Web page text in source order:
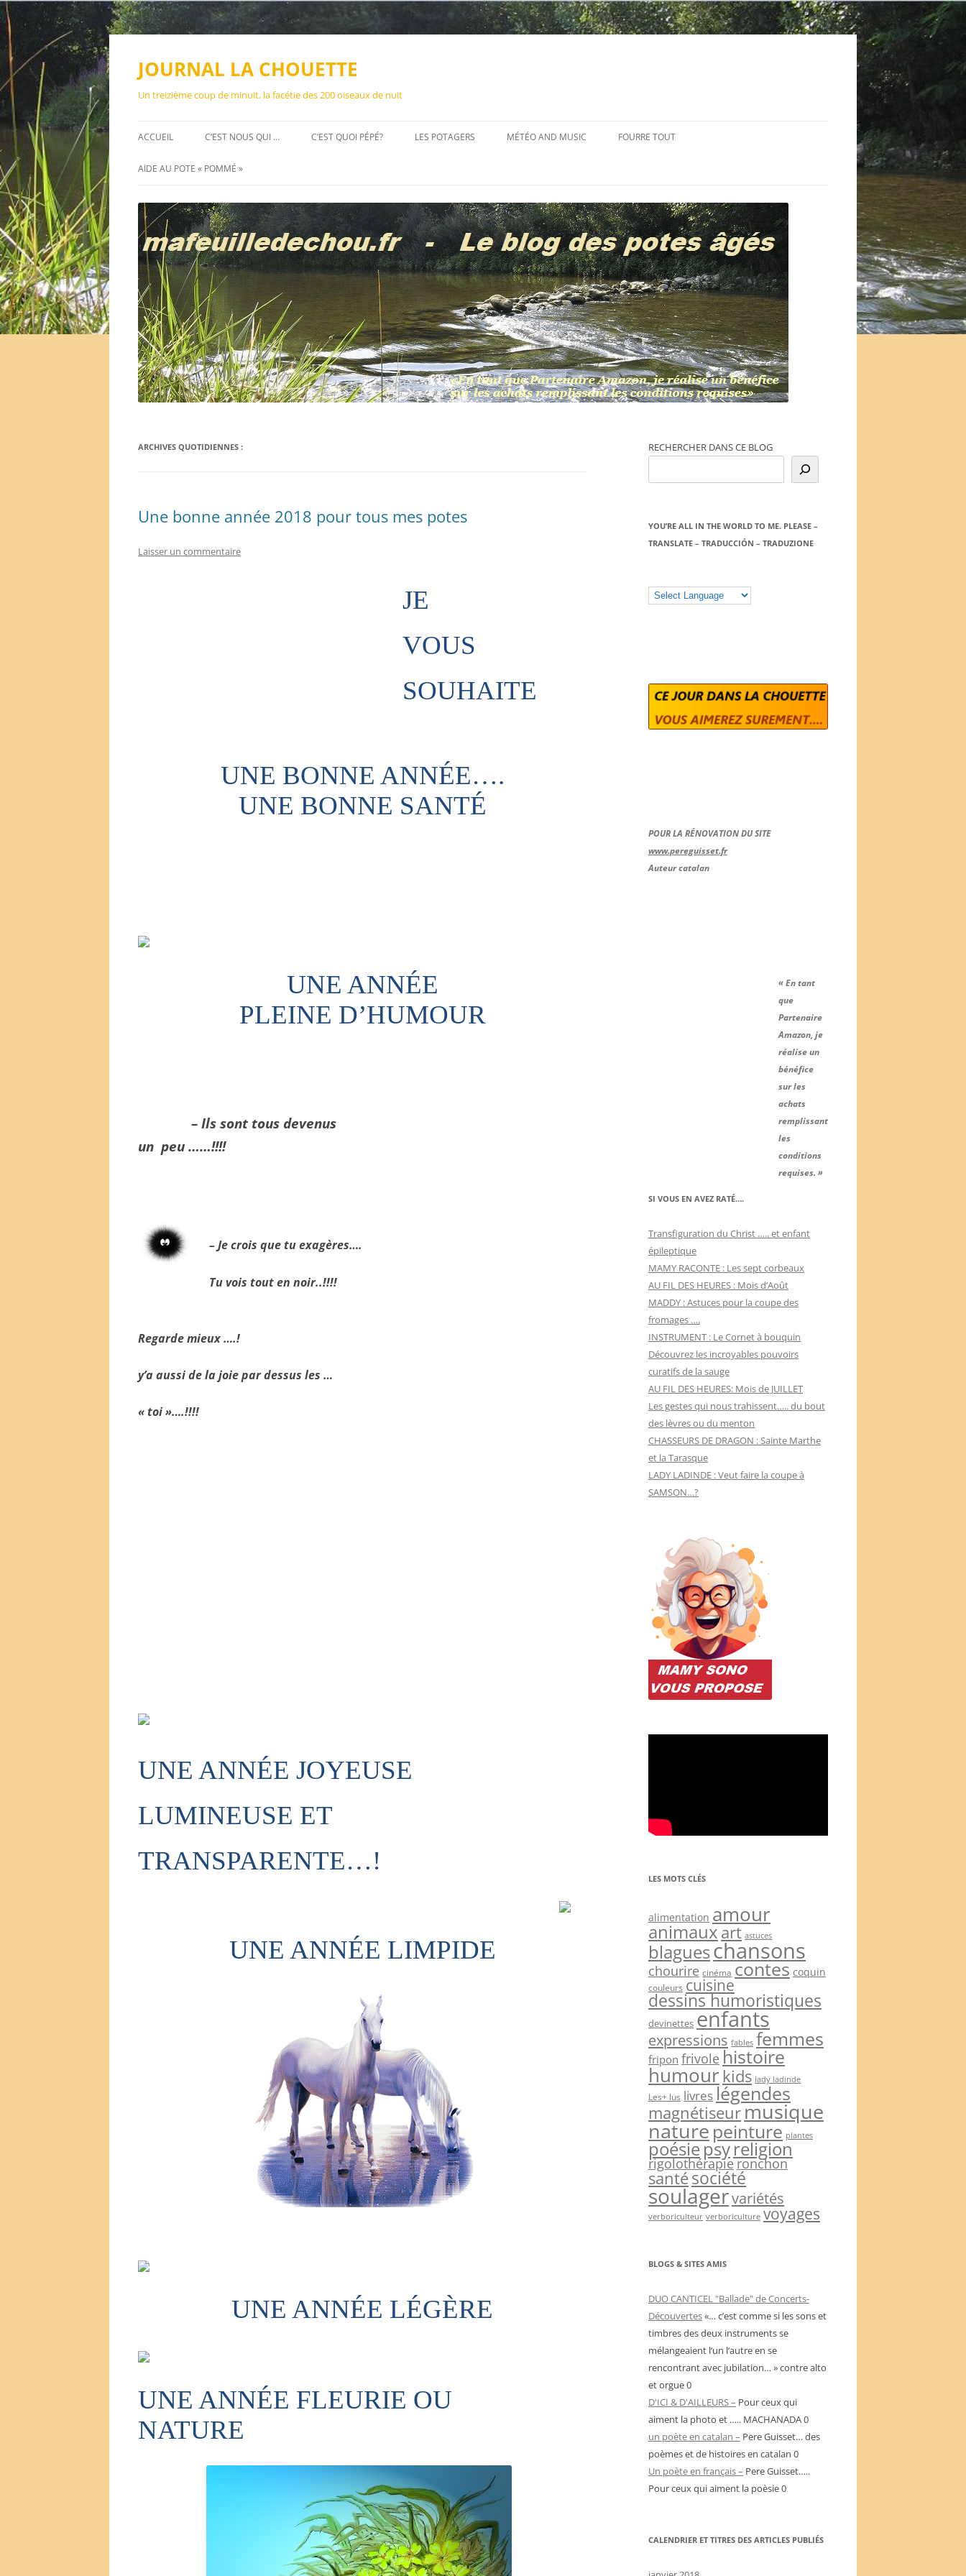
Aller
JOURNAL LA CHOUETTE
Un treizième coup de minuit, la facétie des 200 oiseaux de nuit
ACCUEIL C’EST NOUS QUI … C’EST QUOI PÉPÉ? LES POTAGERS MÉTÉO AND MUSIC FOURRE TOUT
AIDE AU POTE « POMMÉ »
ARCHIVES QUOTIDIENNES :
Une bonne année 2018 pour tous mes potes
Laisser un commentaire
JE
VOUS
SOUHAITE
UNE BONNE ANNÉE….
UNE BONNE SANTÉ
UNE ANNÉE
PLEINE D’HUMOUR
– Ils sont tous devenus
un peu ……!!!!
– Je crois que tu exagères….
Tu vois tout en noir..!!!!
Regarde mieux ….!
y’a ausside la joie par dessus les …
« toi »….!!!!
UNE ANNÉE JOYEUSE
LUMINEUSE ET
TRANSPARENTE…!
UNE ANNÉE LIMPIDE
UNE ANNÉE LÉGÈRE
UNE ANNÉE FLEURIE OU
NATURE
RECHERCHER DANS CE BLOG
YOU’RE ALL IN THE WORLD TO ME. PLEASE –
TRANSLATE – TRADUCCIÓN – TRADUZIONE
POUR LA RÉNOVATION DU SITE
www.pereguisset.fr
Auteur catalan
« En tant
que
Partenaire
Amazon, je
réalise un
bénéfice
sur les
achats
remplissant
les
conditions
requises. »
SI VOUS EN AVEZ RATÉ….
Transfiguration du Christ ….. et enfant
épileptique
MAMY RACONTE : Les sept corbeaux
AU FIL DES HEURES : Mois d’Août
MADDY : Astuces pour la coupe des
fromages ….
INSTRUMENT : Le Cornet à bouquin
Découvrez les incroyables pouvoirs
curatifs de la sauge
AU FIL DES HEURES: Mois de JUILLET
Les gestes qui nous trahissent….. du bout
des lèvres ou du menton
CHASSEURS DE DRAGON : Sainte Marthe
et la Tarasque
LADY LADINDE : Veut faire la coupe à
SAMSON…?
LES MOTS CLÉS
alimentation amour
animauxart astuces
blagueschansons
chourire cinéma contes coquin
couleurs cuisine
dessins humoristiques
devinettes enfants
expressions fables femmes
fripon frivole histoire
humour kids lady ladinde
Les+ lus livreslégendes
magnétiseurmusique
naturepeinture plantes
poésiepsyreligion
rigolothérapieronchon
santésociété
soulagervariétés
verboriculteur verboriculture voyages
BLOGS & SITES AMIS
DUO CANTICEL "Ballade" de Concerts-
Découvertes«… c’est comme si les sons et
timbres des deux instruments se
mélangeaient l’un l’autre en se
rencontrant avec jubilation… » contre alto
et orgue 0
D'ICI & D'AILLEURS – Pour ceux qui
aiment la photo et ….. MACHANADA 0
un poète en catalan – Pere Guisset… des
poèmes et de histoires en catalan 0
Un poète en français – Pere Guisset…..
Pour ceux qui aiment la poèsie 0
CALENDRIER ET TITRES DES ARTICLES PUBLIÉS